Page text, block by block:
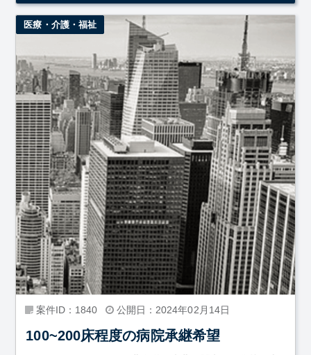
医療・介護・福祉
案件ID：1840 公開日：2024年02月14日
100~200床程度の病院承継希望